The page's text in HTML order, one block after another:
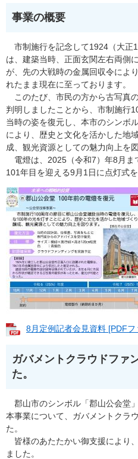
事業の概要
市制施行を記念して1924（大正
は、建築当時、正面玄関左右両側
が、先の大戦時の金属回収令によ
れたまま現在に至っております。
このたび、市民の方から古写真
判明しましたことから、市制施行
当時の姿を復元し、本市のシンボ
により、歴史と文化を活かした地
成、観光資源としての魅力向上を図
電燈は、2025（令和7）年8月ま
101年目を迎える9月1日に点灯式を
8月定例記者会見資料 [PDFフ
ガバメントクラウドファ
た。
郡山市のシンボル「郡山公会堂
本事業について、ガバメントクラ
た。
皆様のあたたかい御支援により
ました。